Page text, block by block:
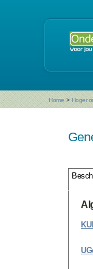
Home > Hoger